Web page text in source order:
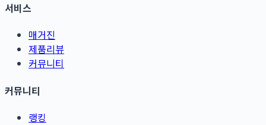
서비스
매거진
제품리뷰
커뮤니티
커뮤니티
랭킹